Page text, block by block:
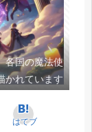
各国の魔法使
かれています
はてブ